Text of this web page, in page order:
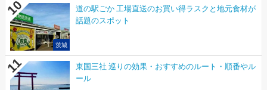
茨城
道の駅ごか 工場直送のお買い得ラスクと地元食材が
話題のスポット
東国三社 巡りの効果・おすすめのルート・順番やル
ール